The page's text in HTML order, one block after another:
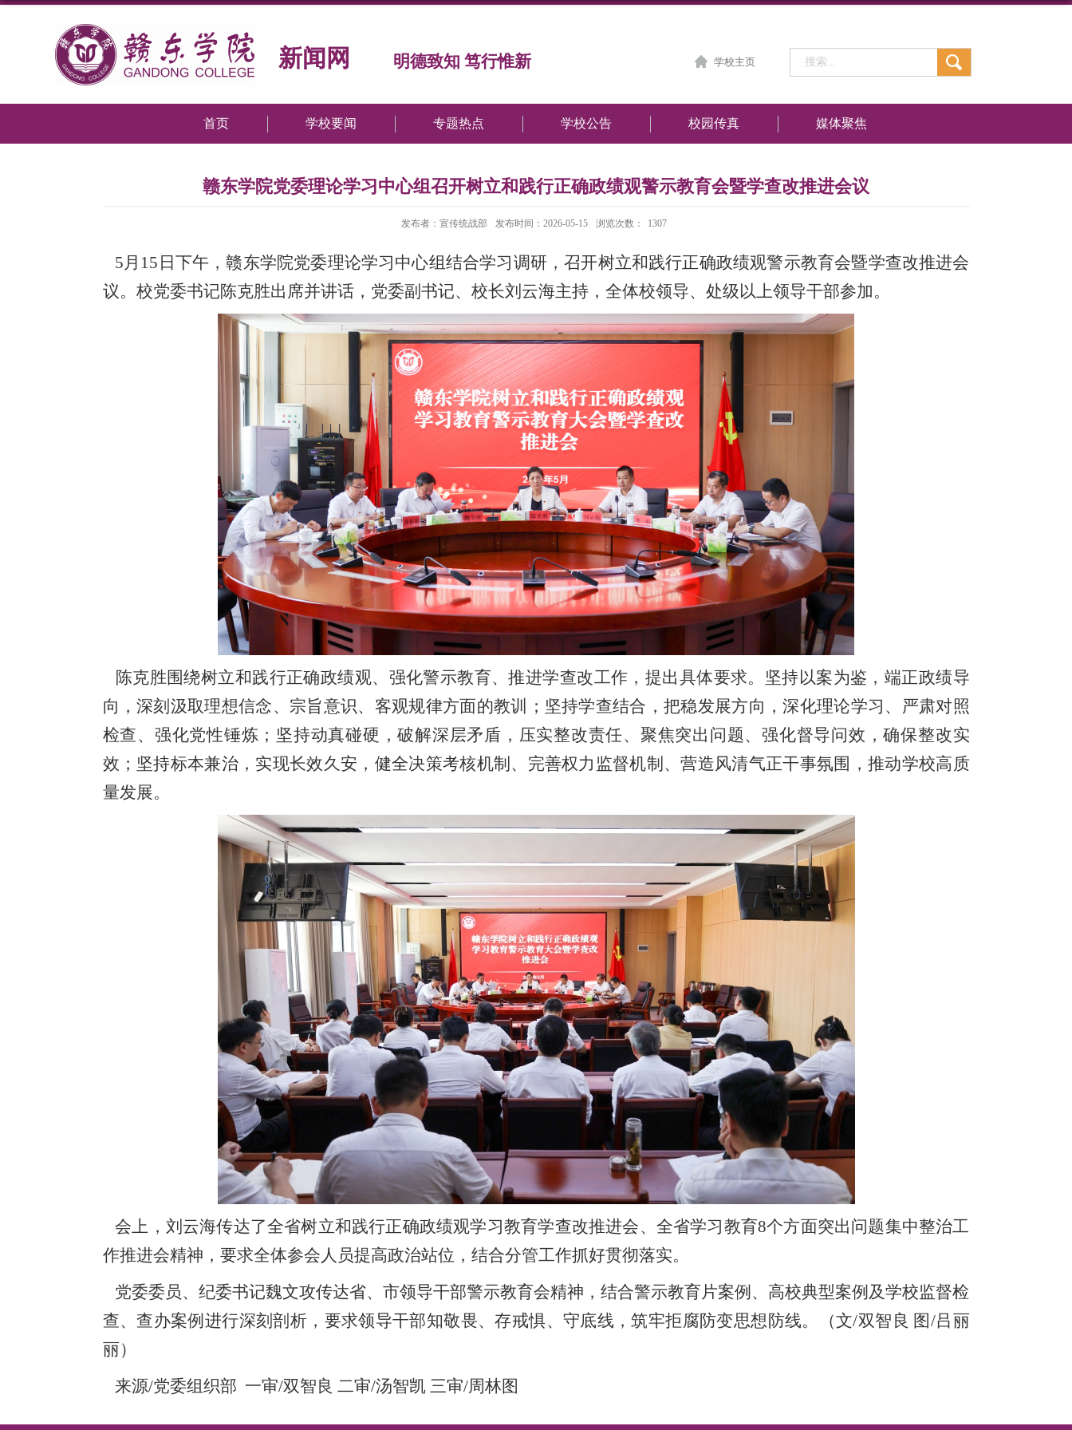
新闻网 明德致知 笃行惟新 学校主页
首页 学校要闻 专题热点 学校公告 校园传真 媒体聚焦
赣东学院党委理论学习中心组召开树立和践行正确政绩观警示教育会暨学查改推进会议
发布者：宣传统战部 发布时间：2026-05-15 浏览次数： 1307
5月15日下午，赣东学院党委理论学习中心组结合学习调研，召开树立和践行正确政绩观警示教育会暨学查改推进会
议。校党委书记陈克胜出席并讲话，党委副书记、校长刘云海主持，全体校领导、处级以上领导干部参加。
陈克胜围绕树立和践行正确政绩观、强化警示教育、推进学查改工作，提出具体要求。坚持以案为鉴，端正政绩导
向，深刻汲取理想信念、宗旨意识、客观规律方面的教训；坚持学查结合，把稳发展方向，深化理论学习、严肃对照
检查、强化党性锤炼；坚持动真碰硬，破解深层矛盾，压实整改责任、聚焦突出问题、强化督导问效，确保整改实
效；坚持标本兼治，实现长效久安，健全决策考核机制、完善权力监督机制、营造风清气正干事氛围，推动学校高质
量发展。
会上，刘云海传达了全省树立和践行正确政绩观学习教育学查改推进会、全省学习教育8个方面突出问题集中整治工
作推进会精神，要求全体参会人员提高政治站位，结合分管工作抓好贯彻落实。
党委委员、纪委书记魏文攻传达省、市领导干部警示教育会精神，结合警示教育片案例、高校典型案例及学校监督检
查、查办案例进行深刻剖析，要求领导干部知敬畏、存戒惧、守底线，筑牢拒腐防变思想防线。（文/双智良 图/吕丽
丽）
来源/党委组织部 一审/双智良 二审/汤智凯 三审/周林图